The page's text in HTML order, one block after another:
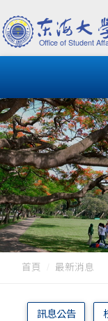
首頁 最新消息
訊息公告